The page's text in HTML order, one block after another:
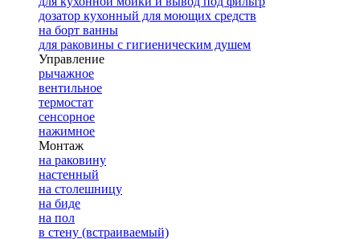
дозатор кухонный для моющих средств
на борт ванны
для раковины с гигиеническим душем
Управление
рычажное
вентильное
термостат
сенсорное
нажимное
Монтаж
на раковину
настенный
на столешницу
на биде
на пол
в стену (встраиваемый)